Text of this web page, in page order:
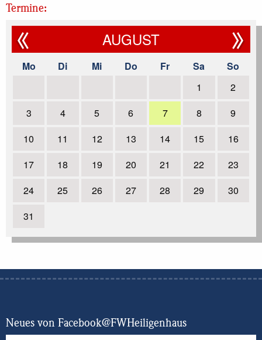
15.10.2018
weiterlesen
06.10.2018| "Florian Heiligenhaus, kommen" -
Jugendfeuerwehr und Einsatzabteilung trainieren das
19.09.2018
| Die Feuerwehr trauert
weiterlesen
weiterlesen
04.09.2018
| Gut Wusten versank im Schlammweiterlesen
4
Termine:
AUGUST
Mo Di Mi Do Fr Sa
So
1
2
3
4 5 6 7 8
9
10
11 12 13 14 15
16
17
18 19 20 21 22
23
24
25 26 27 28 29
30
31
Neues von Facebook@FWHeiligenhaus